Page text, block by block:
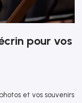
pour vos
et vos souvenirs